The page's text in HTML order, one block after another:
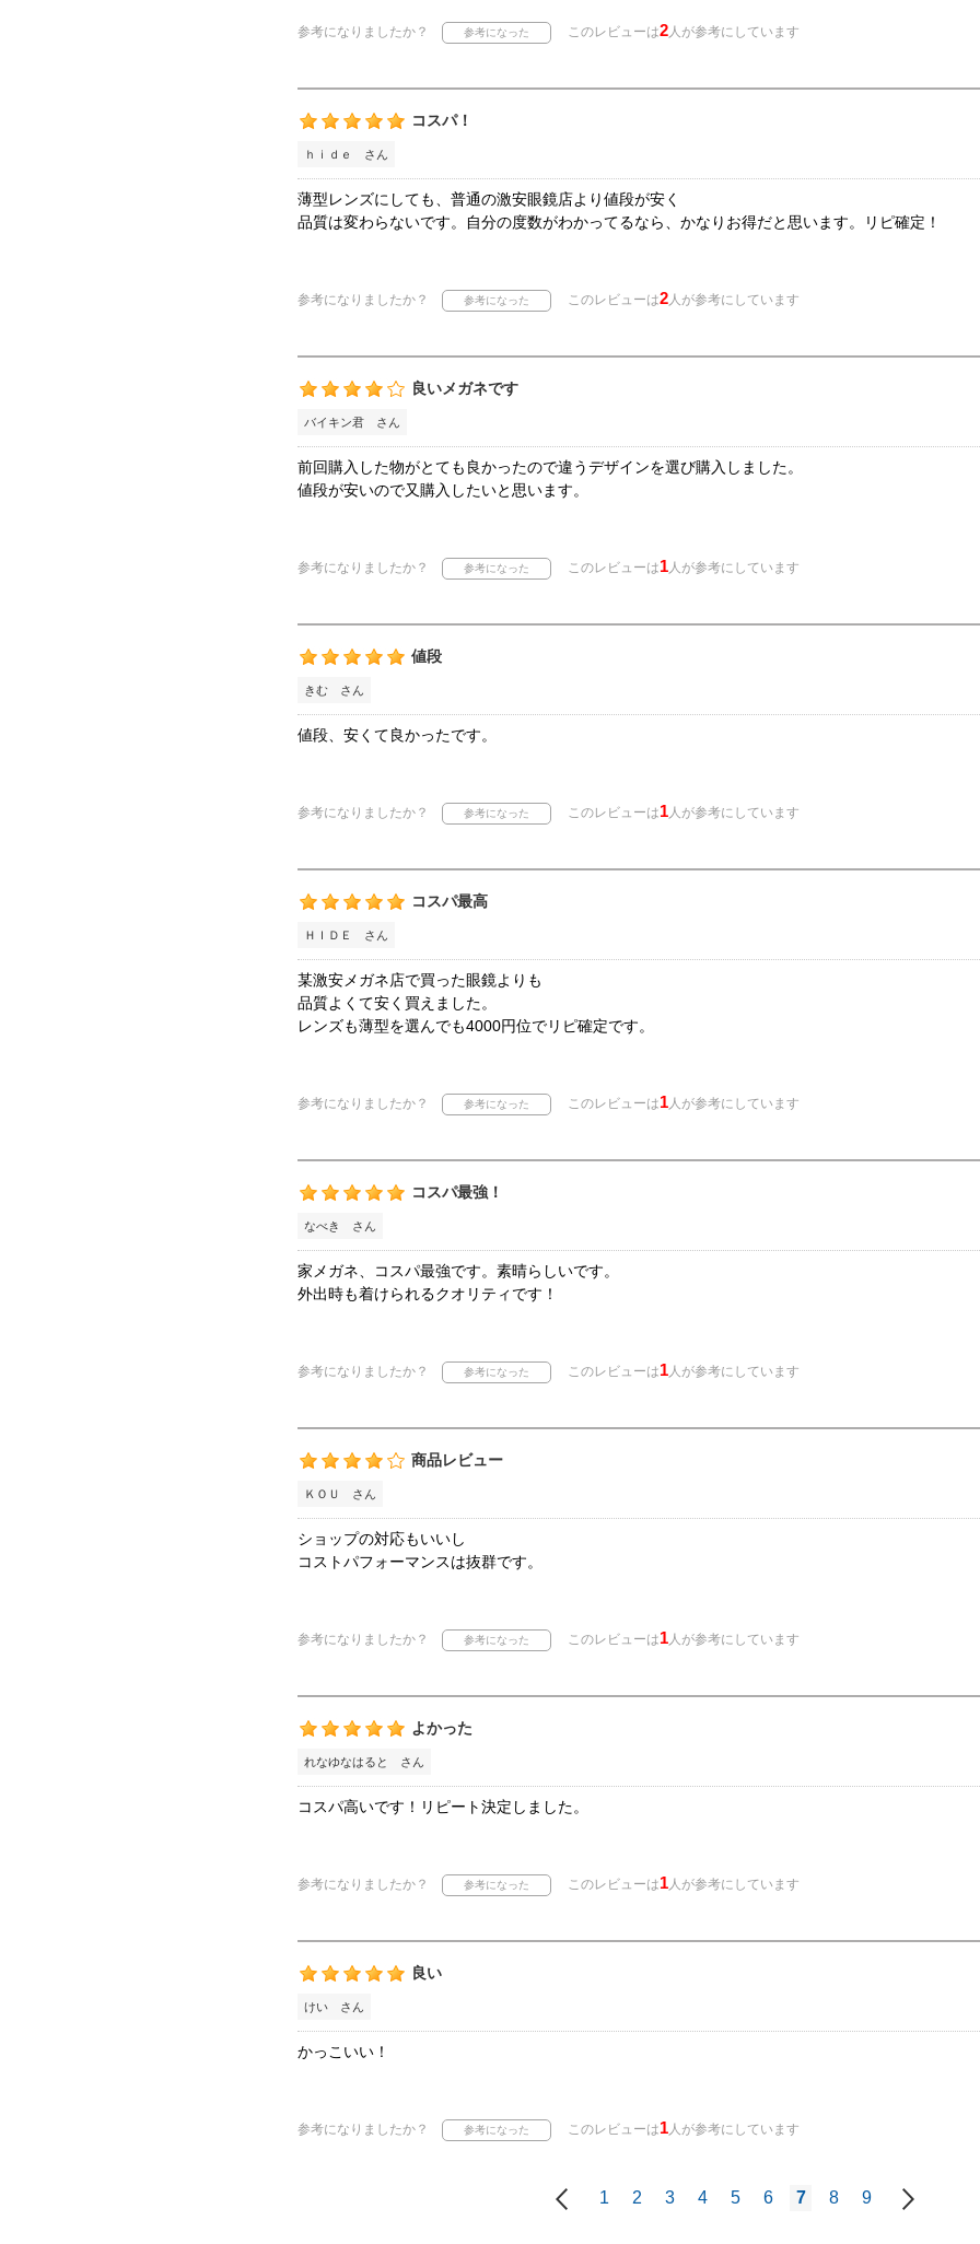
参考になりましたか？ このレビューは2人が参考にしています
コスパ！
ｈｉｄｅ さん
薄型レンズにしても、普通の激安眼鏡店より値段が安く
品質は変わらないです。自分の度数がわかってるなら、かなりお得だと思います。リピ確定！
参考になりましたか？ このレビューは2人が参考にしています
良いメガネです
バイキン君 さん
前回購入した物がとても良かったので違うデザインを選び購入しました。
値段が安いので又購入したいと思います。
参考になりましたか？ このレビューは1人が参考にしています
値段
きむ さん
値段、安くて良かったです。
参考になりましたか？ このレビューは1人が参考にしています
コスパ最高
ＨＩＤＥ さん
某激安メガネ店で買った眼鏡よりも
品質よくて安く買えました。
レンズも薄型を選んでも4000円位でリピ確定です。
参考になりましたか？ このレビューは1人が参考にしています
コスパ最強！
なべき さん
家メガネ、コスパ最強です。素晴らしいです。
外出時も着けられるクオリティです！
参考になりましたか？ このレビューは1人が参考にしています
商品レビュー
ＫＯＵ さん
ショップの対応もいいし
コストパフォーマンスは抜群です。
参考になりましたか？ このレビューは1人が参考にしています
よかった
れなゆなはると さん
コスパ高いです！リピート決定しました。
参考になりましたか？ このレビューは1人が参考にしています
良い
けい さん
かっこいい！
参考になりましたか？ このレビューは1人が参考にしています
1 2 3 4 5 6 7 8 9